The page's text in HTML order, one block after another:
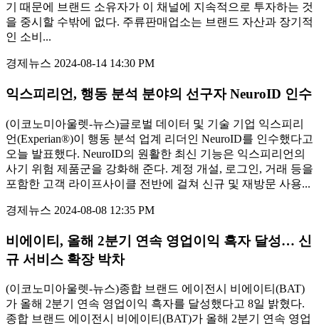
기 때문에 브랜드 소유자가 이 채널에 지속적으로 투자하는 것
을 중시할 수밖에 없다. 주류판매업소는 브랜드 자산과 장기적
인 소비...
경제뉴스 2024-08-14 14:30 PM
익스피리언, 행동 분석 분야의 선구자 NeuroID 인수
(이코노미아울렛-뉴스)글로벌 데이터 및 기술 기업 익스피리
언(Experian®)이 행동 분석 업계 리더인 NeuroID를 인수했다고
오늘 발표했다. NeuroID의 원활한 최신 기능은 익스피리언의
사기 위험 제품군을 강화해 준다. 계정 개설, 로그인, 거래 등을
포함한 고객 라이프사이클 전반에 걸쳐 신규 및 재방문 사용...
경제뉴스 2024-08-08 12:35 PM
비에이티, 올해 2분기 연속 영업이익 흑자 달성… 신
규 서비스 확장 박차
(이코노미아울렛-뉴스)종합 브랜드 에이전시 비에이티(BAT)
가 올해 2분기 연속 영업이익 흑자를 달성했다고 8일 밝혔다.
종합 브랜드 에이전시 비에이티(BAT)가 올해 2분기 연속 영업